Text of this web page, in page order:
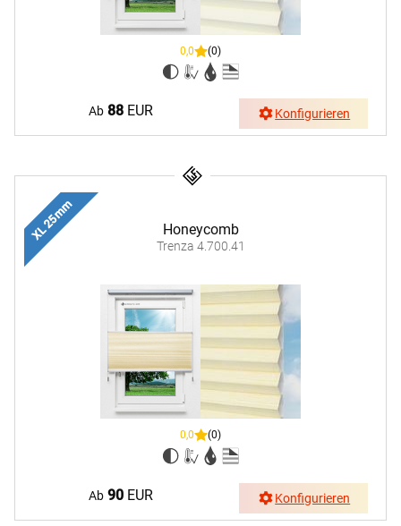
0,0 (0)
Ab 88 EUR Konfigurieren
Honeycomb
Trenza 4.700.41
XL 25 mm
0,0 (0)
Ab 90 EUR Konfigurieren